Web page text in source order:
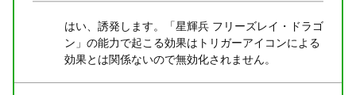
はい、誘発します。「星輝兵 フリーズレイ・ドラゴ
ン」の能力で起こる効果はトリガーアイコンによる
効果とは関係ないので無効化されません。